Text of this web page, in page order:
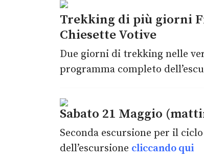
Trekking di più giorni
Chiesette Votive
Due giorni di trekking nelle
programma completo
Sabato 21 Maggio
Seconda escursione per il
dell’escursione cliccando qui